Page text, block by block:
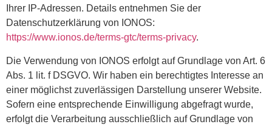
Ihrer IP-Adressen. Details entnehmen Sie der
Datenschutzerklärung von IONOS:
https://www.ionos.de/terms-gtc/terms-privacy.
Die Verwendung von IONOS erfolgt auf Grundlage von Art. 6
Abs. 1 lit. f DSGVO. Wir haben ein berechtigtes Interesse an
einer möglichst zuverlässigen Darstellung unserer Website.
Sofern eine entsprechende Einwilligung abgefragt wurde,
erfolgt die Verarbeitung ausschließlich auf Grundlage von